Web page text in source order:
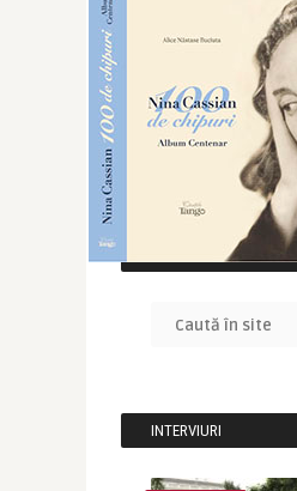
CAUTĂ ÎN SITE
INTERVIURI